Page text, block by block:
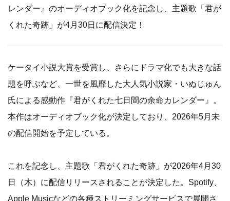
レンダー』のオーディオブック化を記念し、主題歌「君が
くれた奇跡」が4月30日に配信決定！
ケータイ小説大賞を受賞し、さらにドラマ化でも大きな話
題を呼ぶなど、一世を風靡した大人気小説家・いぬじゅん
氏による感動作『君がくれた七日間の余命カレンダー』。
本作はオーディオブック化が決定しており、2026年5月末
の配信開始を予定している。
これを記念し、主題歌「君がくれた奇跡」が2026年4月30
日（木）に配信リリースされることが決定した。Spotify、
Apple Musicなどの各種ストリーミングサービスで展開さ